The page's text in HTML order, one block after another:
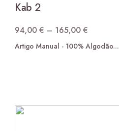
Kab 2
94,00 € – 165,00 €
range:
Artigo Manual - 100% Algodão...